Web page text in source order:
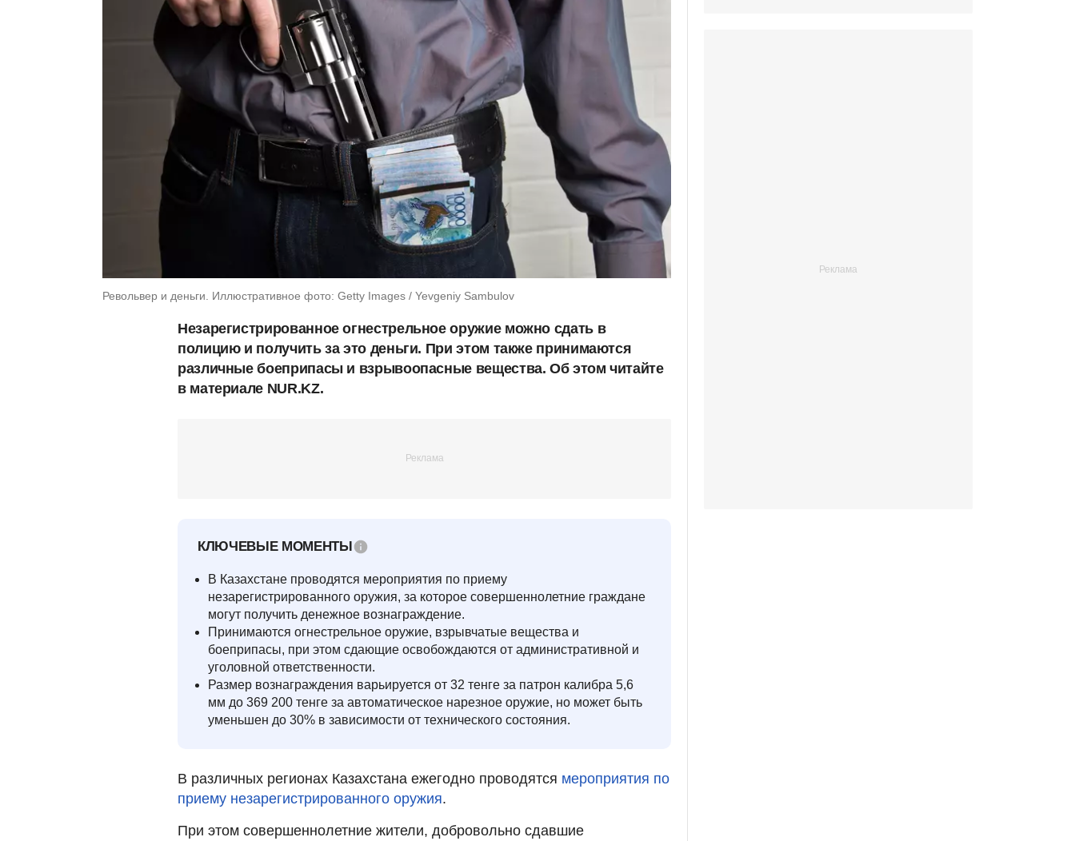
Револьвер и деньги. Иллюстративное фото: Getty Images / Yevgeniy Sambulov
Незарегистрированное огнестрельное оружие можно сдать в
полицию и получить за это деньги. При этом также принимаются
различные боеприпасы и взрывоопасные вещества. Об этом читайте
в материале NUR.KZ.
КЛЮЧЕВЫЕ МОМЕНТЫ
В Казахстане проводятся мероприятия по приему
незарегистрированного оружия, за которое совершеннолетние граждане
могут получить денежное вознаграждение.
Принимаются огнестрельное оружие, взрывчатые вещества и
боеприпасы, при этом сдающие освобождаются от административной и
уголовной ответственности.
Размер вознаграждения варьируется от 32 тенге за патрон калибра 5,6
мм до 369 200 тенге за автоматическое нарезное оружие, но может быть
уменьшен до 30% в зависимости от технического состояния.
В различных регионах Казахстана ежегодно проводятся мероприятия по
приему незарегистрированного оружия.
При этом совершеннолетние жители, добровольно сдавшие